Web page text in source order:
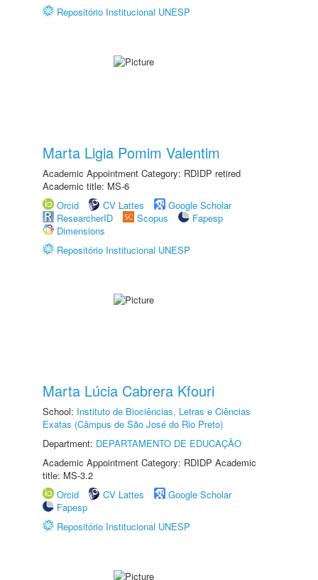
Repositório Institucional UNESP
Marta Ligia Pomim Valentim
Academic Appointment Category: RDIDP retired
Academic title: MS-6
Orcid
CV Lattes
Google Scholar
ResearcherID
Scopus
Fapesp
Dimensions
Repositório Institucional UNESP
Marta Lúcia Cabrera Kfouri
School: Instituto de Biociências, Letras e Ciências
Exatas (Câmpus de São José do Rio Preto)
Department: DEPARTAMENTO DE EDUCAÇÃO
Academic Appointment Category: RDIDP Academic
title: MS-3.2
Orcid
CV Lattes
Google Scholar
Fapesp
Repositório Institucional UNESP